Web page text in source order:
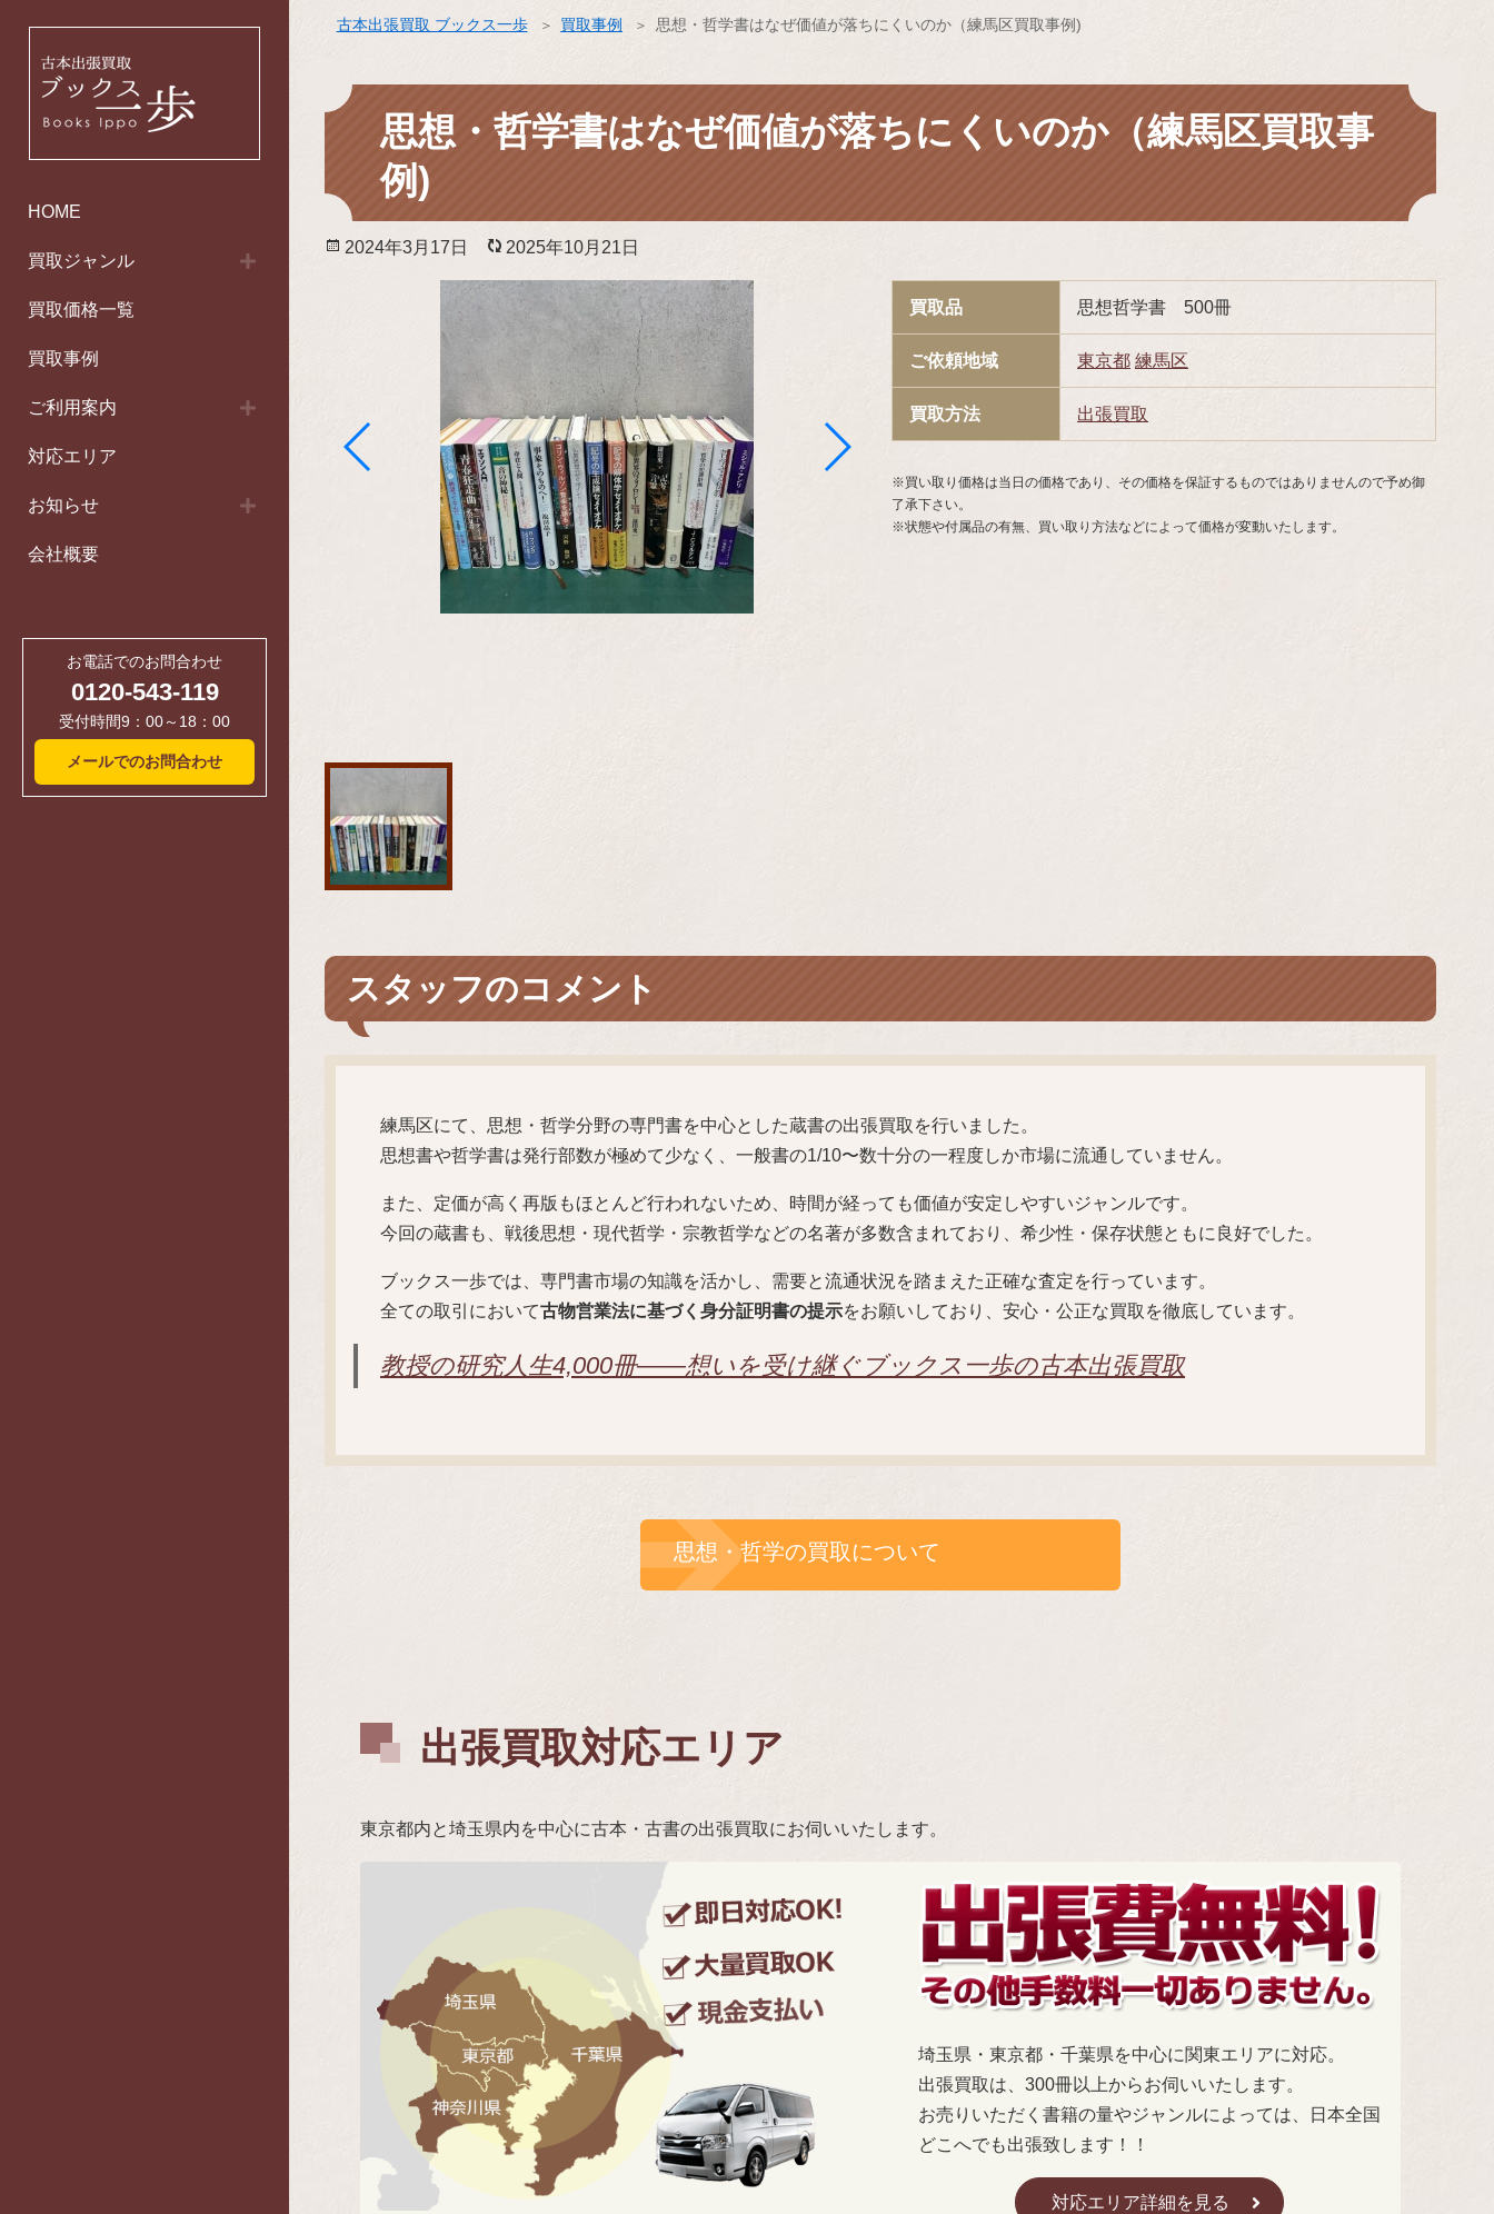
HOME
買取ジャンル
買取価格一覧
買取事例
ご利用案内
対応エリア
お知らせ
会社概要
お電話でのお問合わせ
0120-543-119
受付時間9：00～18：00
メールでのお問合わせ
古本出張買取 ブックス一歩 買取事例 思想・哲学書はなぜ価値が落ちにくいのか（練馬区買取事例)
思想・哲学書はなぜ価値が落ちにくいのか（練馬区買取事
例)
投
2024年3月17日
更
新
日:
2025年10月21日
買取品 思想哲学書 500冊
ご依頼地域 東京都 練馬区
買取方法 出張買取
※買い取り価格は当日の価格であり、その価格を保証するものではありませんので予め御
了承下さい。
※状態や付属品の有無、買い取り方法などによって価格が変動いたします。
スタッフのコメント
練馬区にて、思想・哲学分野の専門書を中心とした蔵書の出張買取を行いました。
思想書や哲学書は発行部数が極めて少なく、一般書の1/10〜数十分の一程度しか市場に流通していません。
また、定価が高く再版もほとんど行われないため、時間が経っても価値が安定しやすいジャンルです。
今回の蔵書も、戦後思想・現代哲学・宗教哲学などの名著が多数含まれており、希少性・保存状態ともに良好でした。
ブックス一歩では、専門書市場の知識を活かし、需要と流通状況を踏まえた正確な査定を行っています。
全ての取引において古物営業法に基づく身分証明書の提示をお願いしており、安心・公正な買取を徹底しています。
教授の研究人生4,000冊——想いを受け継ぐブックス一歩の古本出張買取
思想・哲学の買取について
出張買取対応エリア
東京都内と埼玉県内を中心に古本・古書の出張買取にお伺いいたします。
埼玉県・東京都・千葉県を中心に関東エリアに対応。
出張買取は、300冊以上からお伺いいたします。
お売りいただく書籍の量やジャンルによっては、日本全国
どこへでも出張致します！！
対応エリア詳細を見る